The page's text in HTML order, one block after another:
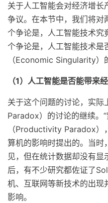
关于人工智能会对经济增长
争议。在本节中，我们将对
个争论是，人工智能技术究
个争论是，人工智能技术是
（Economic Singularity）
（1）人工智能是否能带来
关于这个问题的讨论，实际
Paradox）的讨论的继续。
（Productivity Paradox
算机的影响时提出的。当时
见，但在统计数据却没有
后，有不少研究都佐证了
机、互联网等新技术的出现
影响。